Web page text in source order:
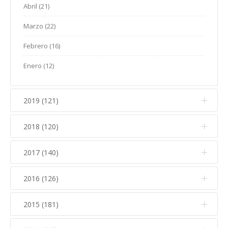
Enero (8)
Abril (21)
Marzo (22)
Febrero (16)
Enero (12)
2019 (121)
Diciembre (10)
Noviembre (20)
Octubre (14)
Septiembre (4)
Agosto (4)
2018 (120)
Diciembre (8)
Noviembre (15)
Octubre (16)
Septiembre (4)
2017 (140)
Diciembre (6)
Noviembre (11)
Octubre (19)
2016 (126)
Diciembre (7)
2015 (181)